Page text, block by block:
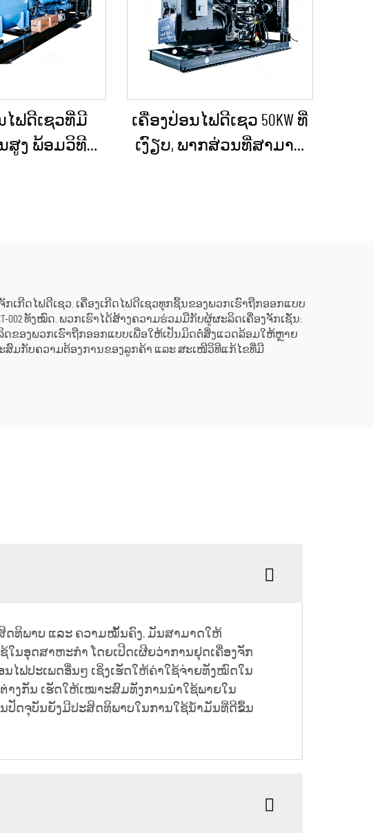
ໄຟດີເຊວທີ່ມີ
ສູງ ພ້ອມວິທີ
ເຄື່ອງປ່ອນໄຟດີເຊວ 50KW ທີ່
ເງົຽບ, ພາກສ່ວນທີ່ສາມາດ
ເຄື່ອງຈັກເກີດໄຟດີເຊວ. ເຄື່ອງເກີດໄຟດີເຊວທຸກຊິ້ນຂອງພວກເຮົາຖືກອອກແບບ
ທັງໝົດ. ພວກເຮົາໄດ້ສ້າງຄວາມຮ່ວມມືກັບຜູ້ຜະລິດເຄື່ອງຈັກເຊັ່ນ:
ລິດຂອງພວກເຮົາຖືກອອກແບບເພື່ອໃຫ້ເປັນມິດຕໍ່ສິ່ງແວດລ້ອມໃຫ້ຫຼາຍ
ມກັບຄວາມຕ້ອງການຂອງລູກຄ້າ ແລະ ສະເໜີວິທີແກ້ໄຂທີ່ມີ
ດທິພາບ ແລະ ຄວາມໝັ້ນຄົງ. ມັນສາມາດໃຫ້
ນອຸດສາຫະກຳ ໂດຍເປີດເຜີຍວ່າການຢຸດເຄື່ອງຈັກ
ນໄຟປະເພດອື່ນໆ ເຊິ່ງເຮັດໃຫ້ຄ່າໃຊ້ຈ່າຍທັງໝົດໃນ
າງກັນ ເຮັດໃຫ້ເໝາະສົມທັງການນຳໃຊ້ພາຍໃນ
ປັດຈຸບັນຍັງມີປະສິດທິພາບໃນການໃຊ້ນ້ຳມັນທີ່ດີຂຶ້ນ